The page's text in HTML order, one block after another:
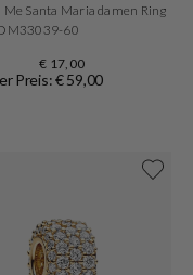
Me Santa Maria damen Ring
60
€ 17,00
Preis: € 59,00